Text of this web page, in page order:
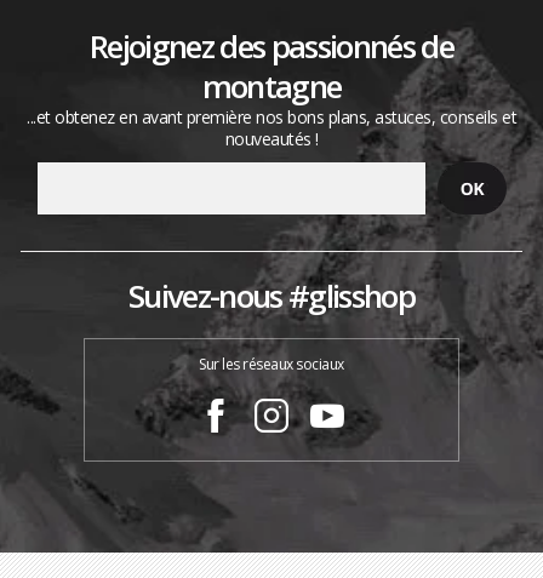
Rejoignez des passionnés de
montagne
...et obtenez en avant première nos bons plans, astuces, conseils et
nouveautés !
Suivez-nous #glisshop
Sur les réseaux sociaux